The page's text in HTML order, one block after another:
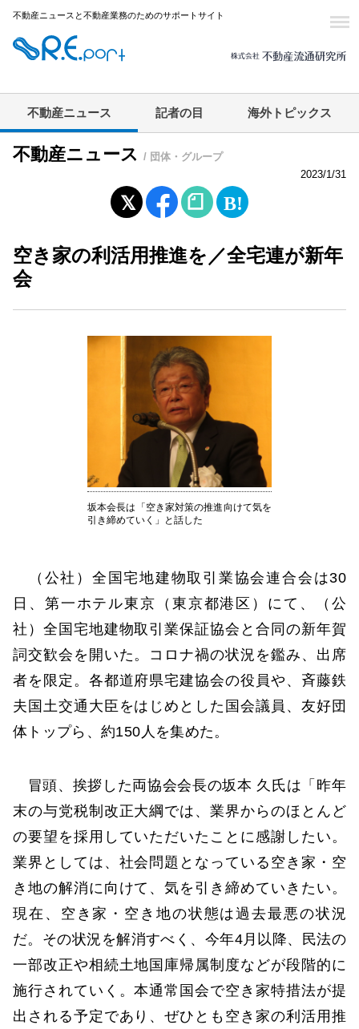
不動産ニュースと不動産業務のためのサポートサイト
不動産ニュース 記者の目 海外トピックス
不動産ニュース / 団体・グループ
2023/1/31
空き家の利活用推進を／全宅連が新年
会
坂本会長は「空き家対策の推進向けて気を
引き締めていく」と話した
（公社）全国宅地建物取引業協会連合会は30
日、第一ホテル東京（東京都港区）にて、（公
社）全国宅地建物取引業保証協会と合同の新年賀
詞交歓会を開いた。コロナ禍の状況を鑑み、出席
者を限定。各都道府県宅建協会の役員や、斉藤鉄
夫国土交通大臣をはじめとした国会議員、友好団
体トップら、約150人を集めた。
冒頭、挨拶した両協会会長の坂本 久氏は「昨年
末の与党税制改正大綱では、業界からのほとんど
の要望を採用していただいたことに感謝したい。
業界としては、社会問題となっている空き家・空
き地の解消に向けて、気を引き締めていきたい。
現在、空き家・空き地の状態は過去最悪の状況
だ。その状況を解消すべく、今年4月以降、民法の
一部改正や相続土地国庫帰属制度などが段階的に
施行されていく。本通常国会で空き家特措法が提
出される予定であり、ぜひとも空き家の利活用推